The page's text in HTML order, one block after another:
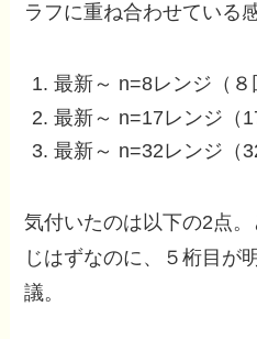
ラフに重ね合わせている
最新～ n=8レンジ（８
最新～ n=17レンジ（
最新～ n=32レンジ（
気付いたのは以下の2点
じはずなのに、５桁目が
議。